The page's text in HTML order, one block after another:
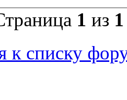
1 из 1
к списку